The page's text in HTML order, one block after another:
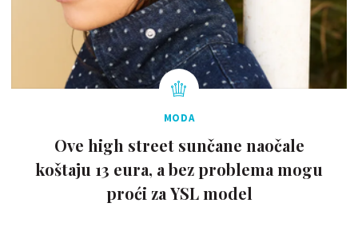
MODA
Ove high street sunčane naočale
koštaju 13 eura, a bez problema mogu
proći za YSL model